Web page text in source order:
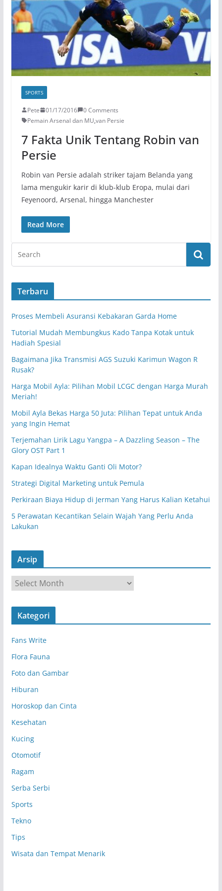
SPORTS
Pete 01/17/2016
0 Comments
Pemain Arsenal dan MU,van Persie
7 Fakta Unik Tentang Robin van
Persie
Robin van Persie adalah striker tajam Belanda yang
lama mengukir karir di klub-klub Eropa, mulai dari
Feyenoord, Arsenal, hingga Manchester
Read More
Terbaru
Proses Membeli Asuransi Kebakaran Garda Home
Tutorial Mudah Membungkus Kado Tanpa Kotak untuk
Hadiah Spesial
Bagaimana Jika Transmisi AGS Suzuki Karimun Wagon R
Rusak?
Harga Mobil Ayla: Pilihan Mobil LCGC dengan Harga Murah
Meriah!
Mobil Ayla Bekas Harga 50 Juta: Pilihan Tepat untuk Anda
yang Ingin Hemat
Terjemahan Lirik Lagu Yangpa – A Dazzling Season – The
Glory OST Part 1
Kapan Idealnya Waktu Ganti Oli Motor?
Strategi Digital Marketing untuk Pemula
Perkiraan Biaya Hidup di Jerman Yang Harus Kalian Ketahui
5 Perawatan Kecantikan Selain Wajah Yang Perlu Anda
Lakukan
Arsip
r
s
Kategori
Fans Write
Flora Fauna
Foto dan Gambar
Hiburan
Horoskop dan Cinta
Kesehatan
Kucing
Otomotif
Ragam
Serba Serbi
Sports
Tekno
Tips
Wisata dan Tempat Menarik